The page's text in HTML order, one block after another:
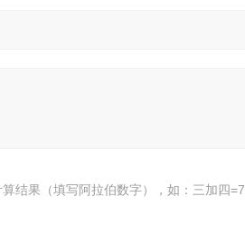
结果（填写阿拉伯数字），如：三加四=7